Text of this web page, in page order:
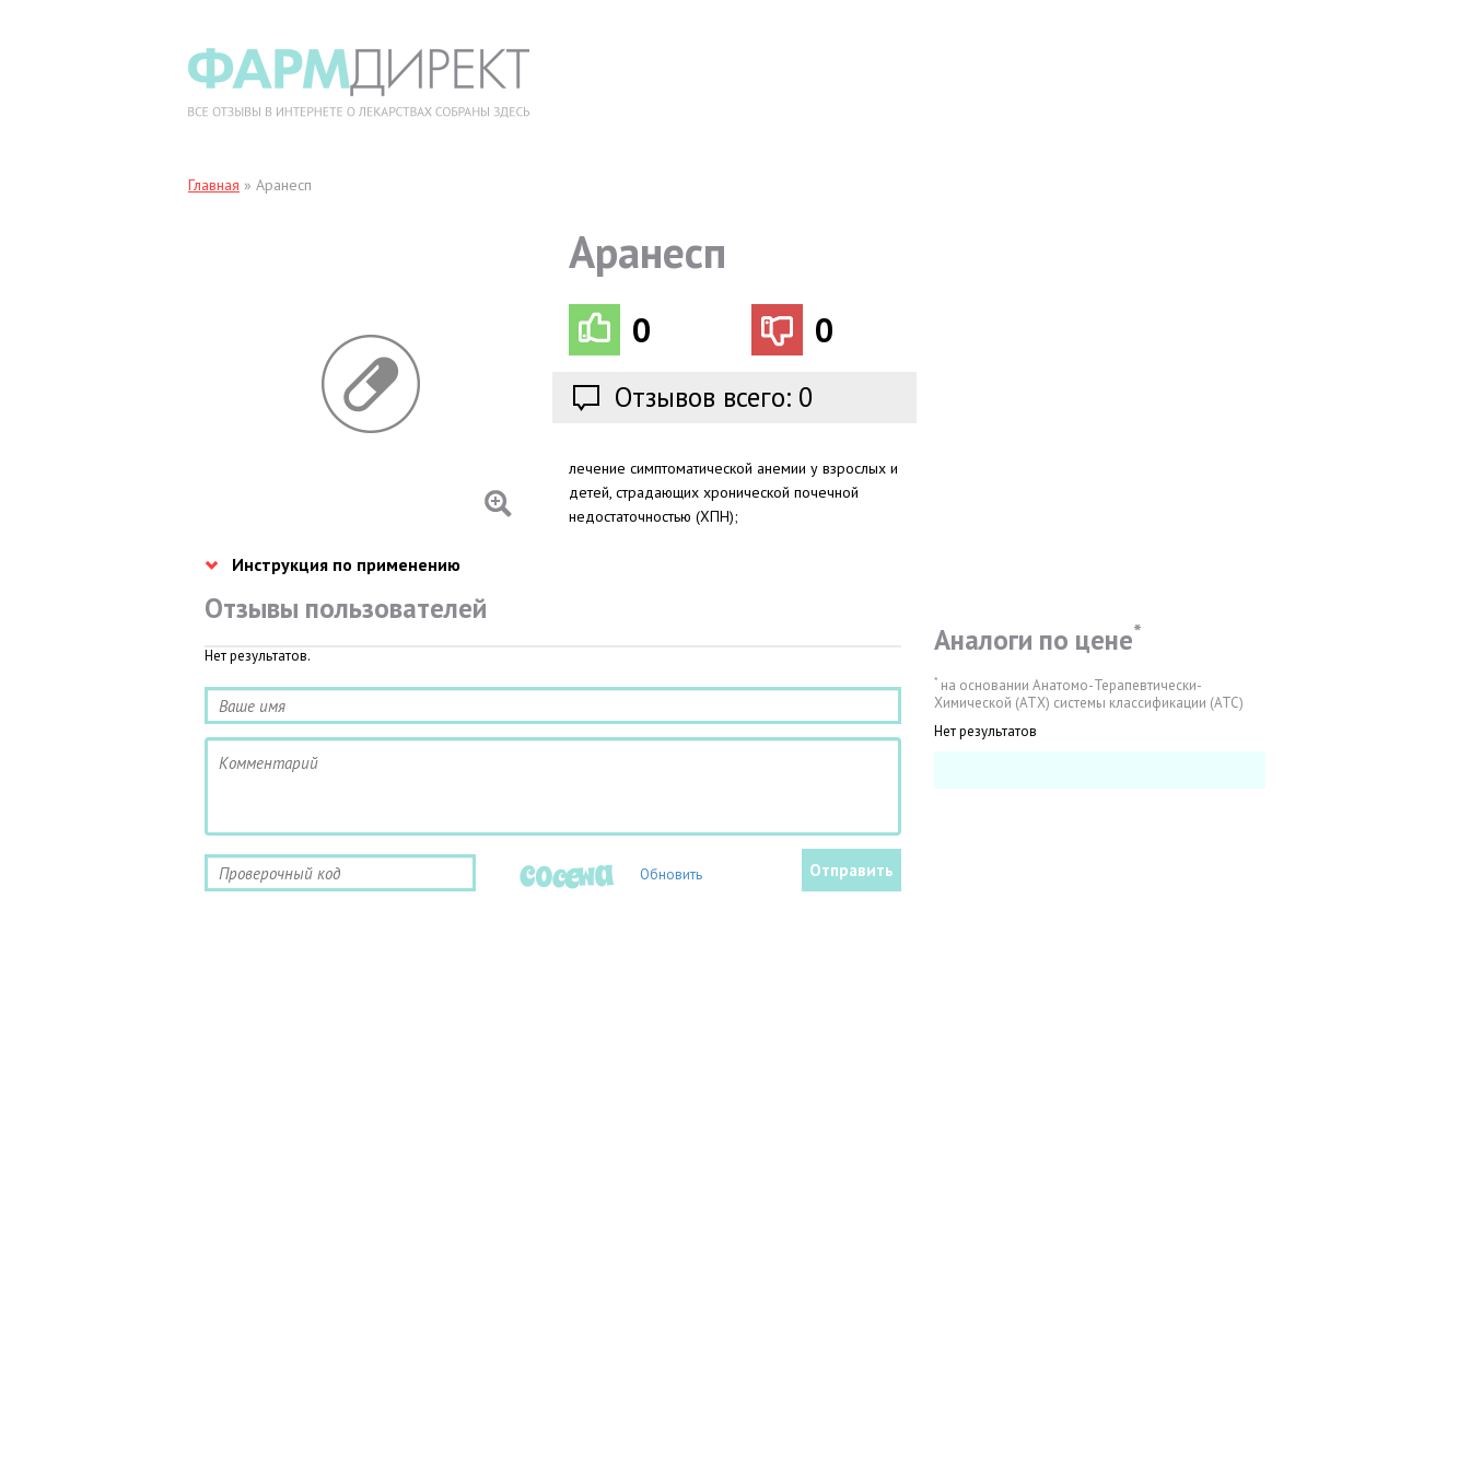
Главная » Аранесп
Аранесп
0 0
Отзывов всего: 0
лечение симптоматической анемии у взрослых и
детей, страдающих хронической почечной
недостаточностью (ХПН);
Инструкция по применению
Отзывы пользователей
Нет результатов.
Обновить
Аналоги по цене*
*на основании Анатомо-Терапевтически-
Химической (АТХ) системы классификации (АТС)
Нет результатов